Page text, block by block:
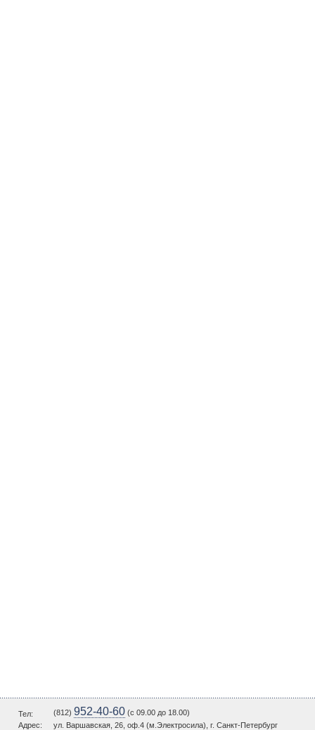
Тел: (812) 952-40-60 (c 09.00 до 18.00)
Адрес:
ул. Варшавская, 26, оф.4 (м.Электросила), г. Санкт-Петербург